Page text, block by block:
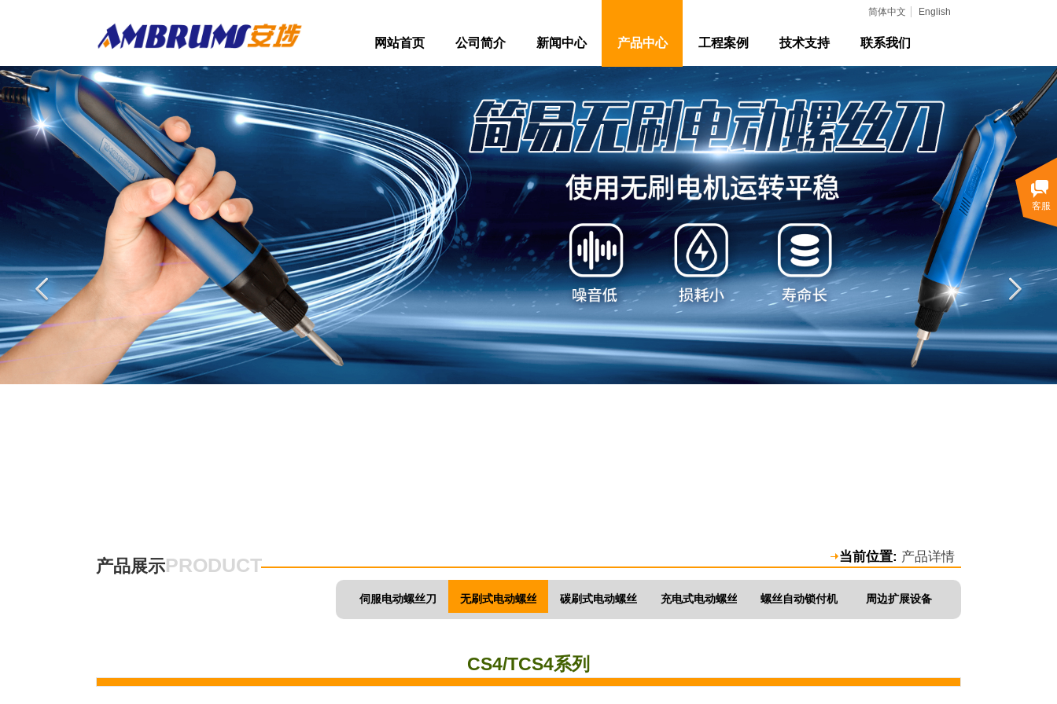
当前位置: 产品详情
产品展示PRODUCT
伺服电动螺丝刀 无刷式电动螺丝刀 碳刷式电动螺丝刀 充电式电动螺丝刀 螺丝自动锁付机 周边扩展设备
CS4/TCS4系列
网站首页 公司简介 新闻中心 产品中心 工程案例 技术支持 联系我们
简体中文 English
客服